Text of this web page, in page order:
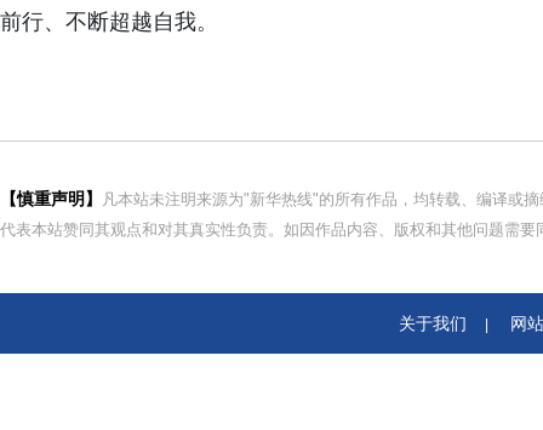
前行、不断超越自我。
【慎重声明】
凡本站未注明来源为"新华热线"的所有作品，均转载、编译或
代表本站赞同其观点和对其真实性负责。如因作品内容、版权和其他问题需
关于我们 网